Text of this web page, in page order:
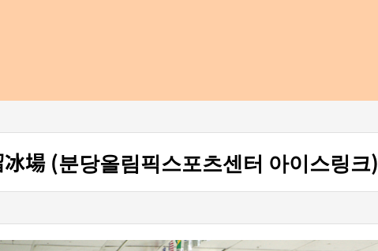
場 (분당올림픽스포츠센터 아이스링크)